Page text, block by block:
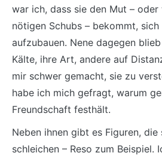
war ich, dass sie den Mut –
nötigen Schubs – bekommt,
aufzubauen. Nene dagegen
Kälte, ihre Art, andere auf
mir schwer gemacht, sie zu
habe ich mich gefragt, warum
Freundschaft festhält.
Neben ihnen gibt es Figuren,
schleichen – Reso zum Beispiel.